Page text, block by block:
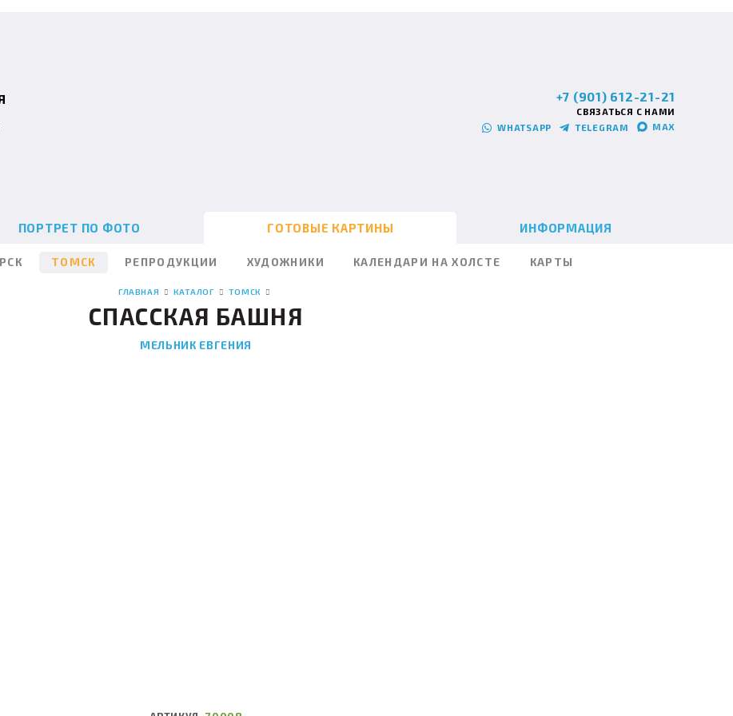
+7 (901) 612-21-21
СВЯЗАТЬСЯ С НАМИ
WHATSAPP
TELEGRAM MAX
ПОРТРЕТ ПО ФОТО ГОТОВЫЕ КАРТИНЫ ИНФОРМАЦИЯ
ТОМСК РЕПРОДУКЦИИ ХУДОЖНИКИ КАЛЕНДАРИ НА ХОЛСТЕ КАРТЫ
ГЛАВНАЯ КАТАЛОГ ТОМСК
СПАССКАЯ БАШНЯ
МЕЛЬНИК ЕВГЕНИЯ